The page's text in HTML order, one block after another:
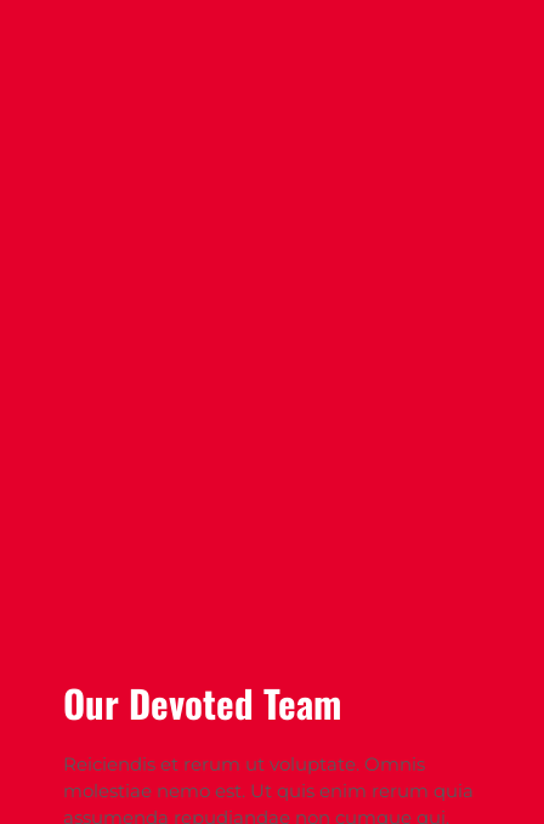
Our Devoted Team
Reiciendis et rerum ut voluptate. Omnis
molestiae nemo est. Ut quis enim rerum quia
assumenda repudiandae non cumque qui.